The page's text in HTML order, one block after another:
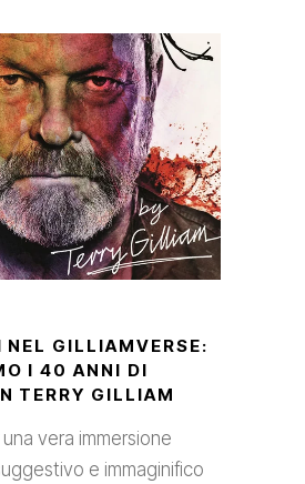
NEL GILLIAMVERSE:
I 40 ANNI DI
TERRY GILLIAM
vera immersione
e immaginifico